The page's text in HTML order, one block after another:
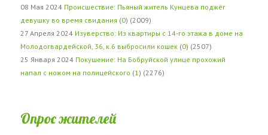
08 Мая 2024 Происшествие: Пьяный житель Кунцева поджёг
девушку во время свидания (0) (2009)
27 Апреля 2024 Изуверство: Из квартиры с 14-го этажа в доме на
Молодогвардейской, 36, к.6 выбросили кошек (0) (2507)
25 Января 2024 Покушение: На Бобруйской улице прохожий
напал с ножом на полицейского (1 ) (2276)
Опрос жителей